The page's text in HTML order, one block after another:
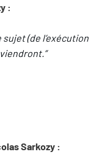
:
sujet (de l’exécution
Sarkozy :